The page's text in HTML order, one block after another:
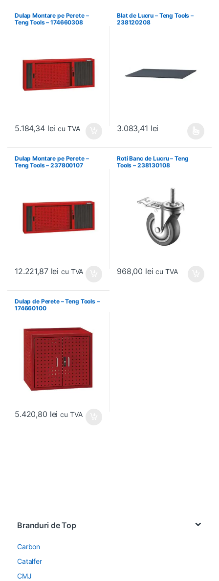
Dulap Montare pe Perete –
Teng Tools – 174660308
5.184,34 lei cu TVA
Blat de Lucru – Teng Tools –
238120208
3.083,41 lei
Dulap Montare pe Perete –
Teng Tools – 237800107
12.221,87 lei cu TVA
Roti Banc de Lucru – Teng
Tools – 238130108
968,00 lei cu TVA
Dulap de Perete – Teng Tools –
174660100
5.420,80 lei cu TVA
Branduri de Top
Carbon
Catalfer
CMJ